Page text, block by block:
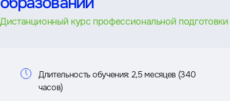
Дистанционный курс профессиональной подготовки
Информация
Длительность обучения: 2,5 месяцев (340
часов)